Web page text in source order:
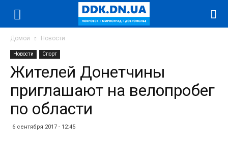
Домой Новости
Новости Спорт
Жителей Донетчины
приглашают на велопробег
по области
6 сентября 2017 - 12:45